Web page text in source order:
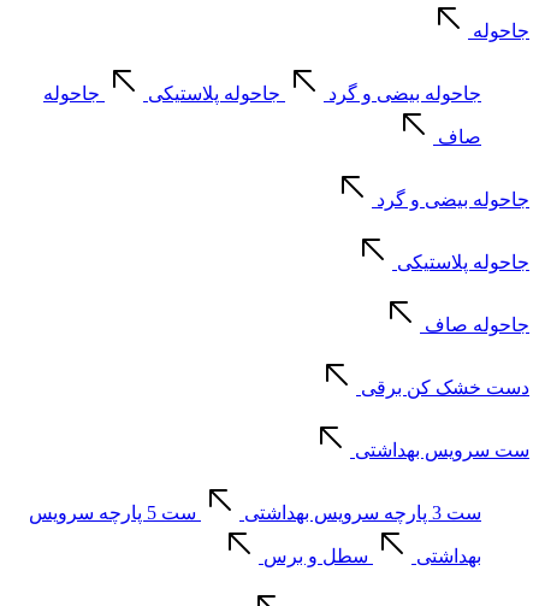
جاحوله
جاحوله بیضی و گرد جاحوله پلاستیکی جاحوله
صاف
جاحوله بیضی و گرد
جاحوله پلاستیکی
جاحوله صاف
دست خشک کن برقی
ست سرویس بهداشتی
ست 3 پارچه سرویس بهداشتی ست 5 پارچه سرویس
بهداشتی سطل و برس